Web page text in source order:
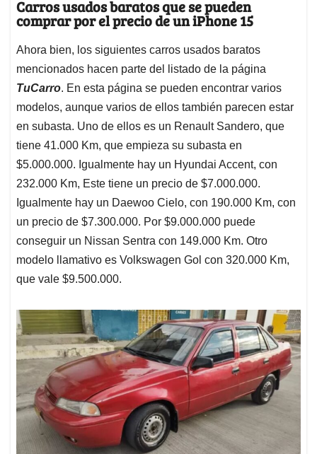
Carros usados baratos que se pueden
comprar por el precio de un iPhone 15
Ahora bien, los siguientes carros usados baratos
mencionados hacen parte del listado de la página
TuCarro. En esta página se pueden encontrar varios
modelos, aunque varios de ellos también parecen estar
en subasta. Uno de ellos es un Renault Sandero, que
tiene 41.000 Km, que empieza su subasta en
$5.000.000. Igualmente hay un Hyundai Accent, con
232.000 Km, Este tiene un precio de $7.000.000.
Igualmente hay un Daewoo Cielo, con 190.000 Km, con
un precio de $7.300.000. Por $9.000.000 puede
conseguir un Nissan Sentra con 149.000 Km. Otro
modelo llamativo es Volkswagen Gol con 320.000 Km,
que vale $9.500.000.